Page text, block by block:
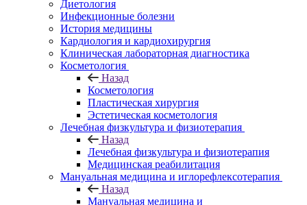
Диетология
Инфекционные болезни
История медицины
Кардиология и кардиохирургия
Клиническая лабораторная диагностика
Косметология
Назад
Косметология
Пластическая хирургия
Эстетическая косметология
Лечебная физкультура и физиотерапия
Назад
Лечебная физкультура и физиотерапия
Медицинская реабилитация
Мануальная медицина и иглорефлексотерапия
Назад
Мануальная медицина и